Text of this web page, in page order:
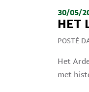
30/05/
HET
POSTÉ
Het
met